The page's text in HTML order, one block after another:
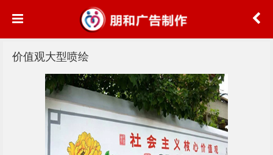
价值观大型喷绘